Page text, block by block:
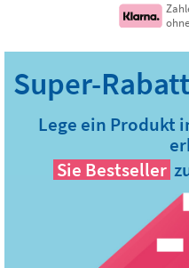
Lege ein Produkt
Sie Bestseller